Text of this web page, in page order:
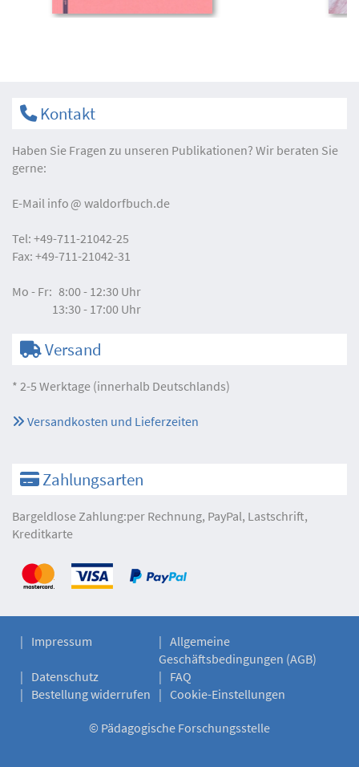
Kontakt
Haben Sie Fragen zu unseren Publikationen? Wir beraten Sie
gerne:
E-Mail info waldorfbuch.de
Tel: +49-711-21042-25
Fax: +49-711-21042-31
Mo - Fr: 8:00 - 12:30 Uhr
13:30 - 17:00 Uhr
Versand
* 2-5 Werktage (innerhalb Deutschlands)
Versandkosten und Lieferzeiten
Zahlungsarten
Bargeldlose Zahlung:per Rechnung, PayPal, Lastschrift,
Kreditkarte
Impressum
Allgemeine
Geschäftsbedingungen (AGB)
Datenschutz
FAQ
Bestellung widerrufen
Cookie-Einstellungen
© Pädagogische Forschungsstelle